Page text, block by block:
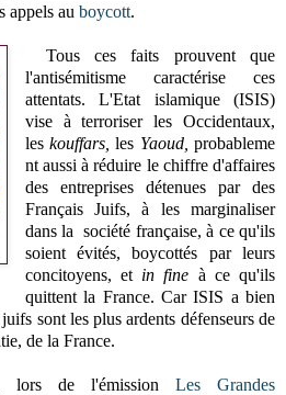
appels au boycott.
Tous ces faits prouvent que
l'antisémitisme caractérise ces
attentats. L'Etat islamique (ISIS)
vise à terroriser les Occidentaux,
leskouffars, les Yaoud, probableme
nt aussi à réduire le chiffre d'affaires
des entreprises détenues par des
Français Juifs, à les marginaliser
dans la société française, à ce qu'ils
soient évités, boycottés par leurs
concitoyens, et in fine à ce qu'ils
quittent la France. Car ISIS a bien
sont les plus ardents défenseurs de
de la France.
lors de l'émission Les Grandes